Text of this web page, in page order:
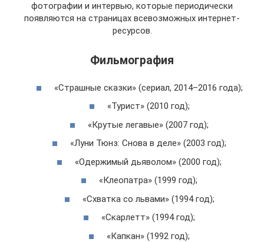
фотографии и интервью, которые периодически
появляются на страницах всевозможных интернет-
ресурсов.
Фильмография
«Страшные сказки» (сериал, 2014–2016 года);
«Турист» (2010 год);
«Крутые легавые» (2007 год);
«Луни Тюнз: Снова в деле» (2003 год);
«Одержимый дьяволом» (2000 год);
«Клеопатра» (1999 год);
«Схватка со львами» (1994 год);
«Скарлетт» (1994 год);
«Капкан» (1992 год);